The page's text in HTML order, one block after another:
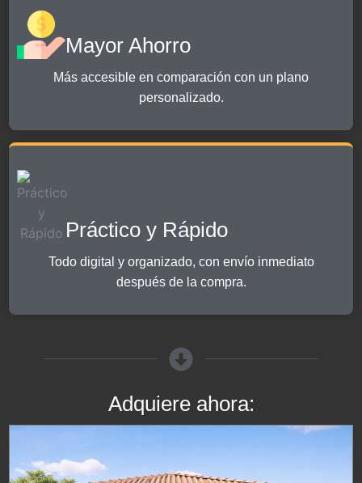
Mayor Ahorro
Más accesible en comparación con un plano
personalizado.
Práctico y Rápido
Todo digital y organizado, con envío inmediato
después de la compra.
Adquiere ahora: